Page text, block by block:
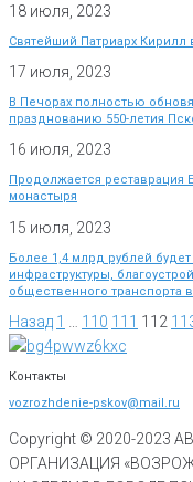
18 июля, 2023
Святейший Патриарх Кирилл
17 июля, 2023
В Печорах полностью
празднованию 550-летия
16 июля, 2023
Продолжается
монастыря
15 июля, 2023
Более 1,4 млрд рублей
инфраструктуры,
общественного транспорта
Назад 1 110 111 112
Контакты
vozrozhdenie-pskov@mail.ru
Copyright © 2020-2023
ОРГАНИЗАЦИЯ